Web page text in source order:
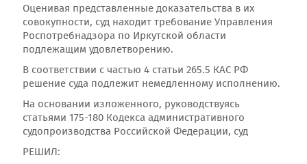
Оценивая представленные доказательства в их
совокупности, суд находит требование Управления
Роспотребнадзора по Иркутской области
подлежащим удовлетворению.
В соответствии с частью 4 статьи 265.5 КАС РФ
решение суда подлежит немедленному исполнению.
На основании изложенного, руководствуясь
статьями 175-180 Кодекса административного
судопроизводства Российской Федерации, суд
РЕШИЛ: